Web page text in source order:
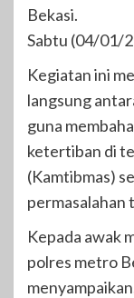
Bekasi.
Sabtu (04/01/
Kegiatan ini
langsung
guna
ketertiban di
(Kamtibmas)
permasalahan
Kepada awak
polres metro